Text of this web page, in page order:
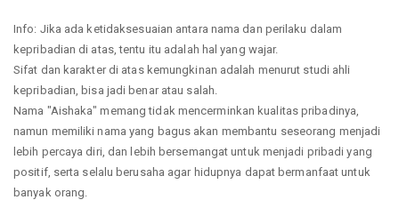
Info: Jika ada ketidaksesuaian antara nama dan perilaku dalam
kepribadian di atas, tentu itu adalah hal yang wajar.
Sifat dan karakter di atas kemungkinan adalah menurut studi ahli
kepribadian, bisa jadi benar atau salah.
Nama "Aishaka" memang tidak mencerminkan kualitas pribadinya,
namun memiliki nama yang bagus akan membantu seseorang menjadi
lebih percaya diri, dan lebih bersemangat untuk menjadi pribadi yang
positif, serta selalu berusaha agar hidupnya dapat bermanfaat untuk
banyak orang.